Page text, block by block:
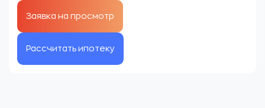
Рассчитать ипотеку